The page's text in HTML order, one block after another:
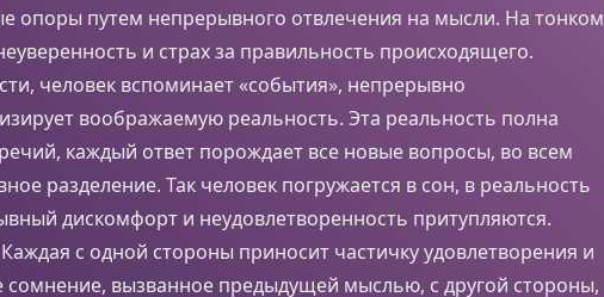
опоры путем непрерывного отвлечения на мысли. На тонком
и страх за правильность происходящего.
человек вспоминает «события», непрерывно
воображаемую реальность. Эта реальность полна
каждый ответ порождает все новые вопросы, во всем
разделение. Так человек погружается в сон, в реальность
дискомфорт и неудовлетворенность притупляются.
с одной стороны приносит частичку удовлетворения и
сомнение, вызванное предыдущей мыслью, с другой стороны,